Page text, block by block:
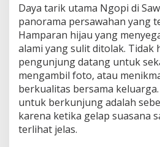
Daya tarik utama Ngopi di
panorama persawahan yang
Hamparan hijau yang
alami yang sulit ditolak. Tidak
pengunjung datang untuk
mengambil foto, atau
berkualitas bersama
untuk berkunjung adalah
karena ketika gelap suasana
terlihat jelas.